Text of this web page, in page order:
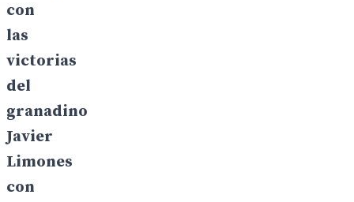
con
las
victorias
del
granadino
Javier
Limones
con